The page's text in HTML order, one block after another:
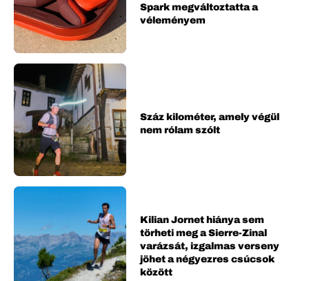
Spark megváltoztatta a
véleményem
Száz kilométer, amely végül
nem rólam szólt
Kilian Jornet hiánya sem
törheti meg a Sierre-Zinal
varázsát, izgalmas verseny
jöhet a négyezres csúcsok
között